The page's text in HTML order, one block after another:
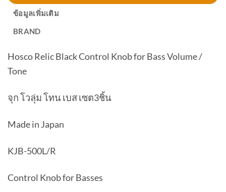
ข้อมูลเพิ่มเติม
BRAND
Hosco Relic Black Control Knob for Bass Volume /
Tone
จุก โวลุ่ม โทน เบส เซต3ชิ้น
Made in Japan
KJB-500L/R
Control Knob for Basses